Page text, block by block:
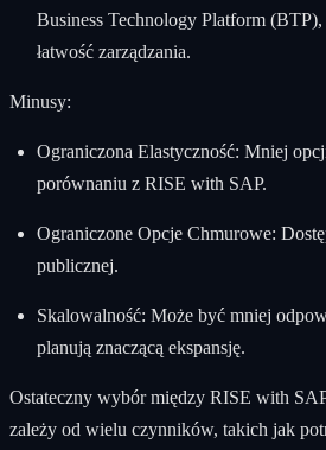
Business Technology Platform
łatwość zarządzania.
Minusy:
Ograniczona Elastyczność: Mniej
porównaniu z RISE with SAP.
Ograniczone Opcje Chmurowe:
publicznej.
Skalowalność: Może być mniej
planują znaczącą ekspansję.
Ostateczny wybór między RISE with
zależy od wielu czynników, takich jak